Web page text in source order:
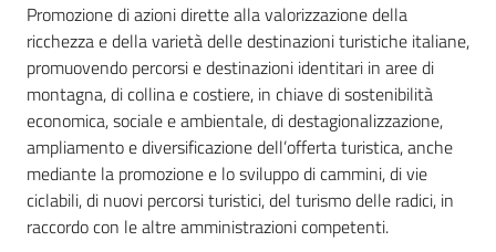
Promozione di azioni dirette alla valorizzazione della
ricchezza e della varietà delle destinazioni turistiche italiane,
promuovendo percorsi e destinazioni identitari in aree di
montagna, di collina e costiere, in chiave di sostenibilità
economica, sociale e ambientale, di destagionalizzazione,
ampliamento e diversificazione dell’offerta turistica, anche
mediante la promozione e lo sviluppo di cammini, di vie
ciclabili, di nuovi percorsi turistici, del turismo delle radici, in
raccordo con le altre amministrazioni competenti.